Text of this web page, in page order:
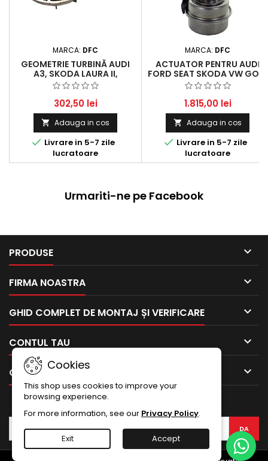
MARCA: DFC
GEOMETRIE TURBINĂ AUDI
A3, SKODA LAURA II,
OCTAVIA II, SUPERB II, VW
BORA, CADDY III, GOLF V,
PASSAT, SHARAN, TOURAN
1.9 TDI
302,50 lei
 Adauga in cos
 Livrare in 5-7 zile
lucratoare
MARCA: DFC
ACTUATOR PENTRU AUDI
FORD SEAT SKODA VW GOLF
/ PASSAT / TOURAN ȘI
ALTELE - 1.9 L / 2.0 L TDI
1.815,00 lei
 Adauga in cos
 Livrare in 5-7 zile
lucratoare
Urmariti-ne pe Facebook
PRODUSE 
FIRMA NOASTRA 
GHID COMPLET DE MONTAJ ȘI VERIFICARE 
CONTUL TAU 
CONTACTEAZA-NE 
Cookies
This shop uses cookies to improve your
browsing experience.
For more information, see our Privacy Policy.
Exit Accept
BULETIN INFORMATIV